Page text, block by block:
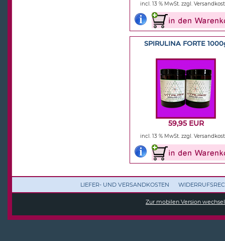
incl. 13 % MwSt. zzgl.
SPIRULINA FORTE
59,95 EUR
incl. 13 % MwSt. zzgl.
LIEFER- UND VERSANDKOSTEN
Zur mobilen Version